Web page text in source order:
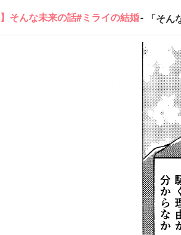
】そんな未来の話#ミライの結婚- 「そ